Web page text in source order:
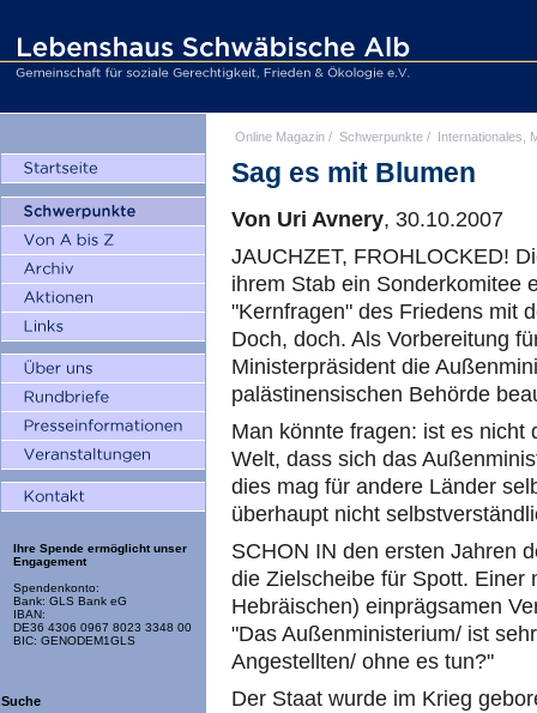
Ihre Spende ermöglicht unser
Engagement
Spendenkonto:
Bank: GLS Bank eG
IBAN:
DE36 4306 0967 8023 3348 00
BIC: GENODEM1GLS
Suche
Online Magazin / Schwerpunkte / Internationales,
Sag es mit Blumen
Von Uri Avnery, 30.10.2007
JAUCHZET, FROHLOCKED!
ihrem Stab ein Sonderkomitee
"Kernfragen" des Friedens mit
Doch, doch. Als Vorbereitung
Ministerpräsident die
palästinensischen Behörde
Man könnte fragen: ist es nicht
Welt, dass sich das
dies mag für andere Länder
überhaupt nicht
SCHON IN den ersten Jahren
die Zielscheibe für Spott. Einer
Hebräischen) einprägsamen
"Das Außenministerium/ ist
Angestellten/ ohne es tun?"
Der Staat wurde im Krieg